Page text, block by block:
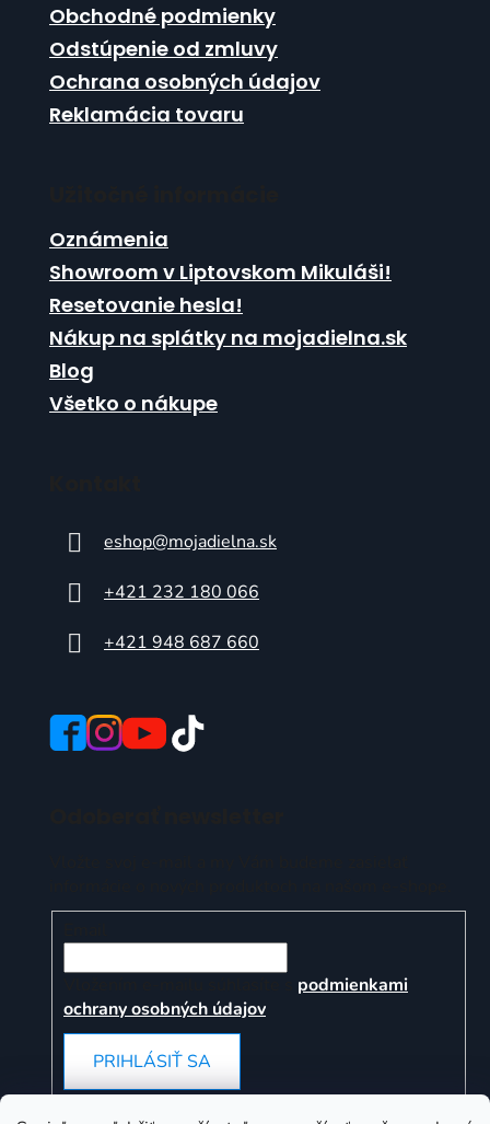
p
r
v
k
y
u
Obchodné podmienky
Odstúpenie od zmluvy
Ochrana osobných údajov
Reklamácia tovaru
Oznámenia
Showroom v Liptovskom Mikuláši!
Resetovanie hesla!
Nákup na splátky na mojadielna.sk
Blog
Všetko o nákupe
eshop@mojadielna.sk
+421 232 180 066
+421 948 687 660
podmienkami
ochrany osobných údajov
PRIHLÁSIŤ SA